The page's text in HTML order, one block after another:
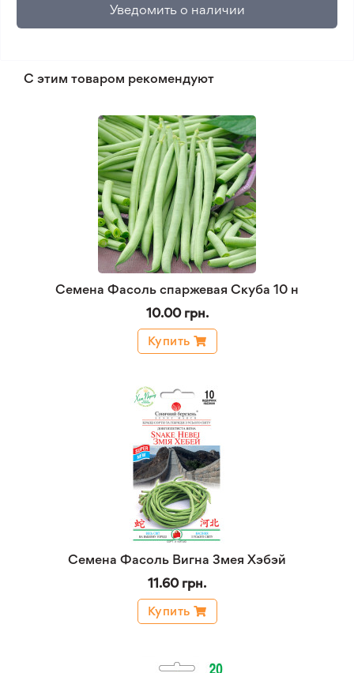
Уведомить о наличии
С этим товаром рекомендуют
Семена Фасоль спаржевая Скуба 10 н
10.00 грн.
Купить
Семена Фасоль Вигна Змея Хэбэй
11.60 грн.
Купить